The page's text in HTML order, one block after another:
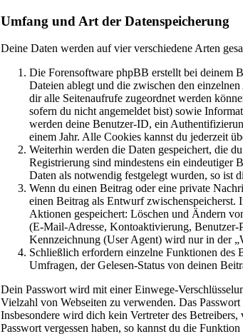
Umfang und Art der Datenspeicherung
Deine Daten werden auf vier verschiedene Arten
Die Forensoftware phpBB erstellt bei deinem
Dateien ablegt und die zwischen den
dir alle Seitenaufrufe zugeordnet werden
sofern du nicht angemeldet bist) sowie
werden deine Benutzer-ID, ein
einem Jahr. Alle Cookies kannst du jederzeit
Weiterhin werden die Daten gespeichert, die
Registrierung sind mindestens ein eindeutiger
Daten als notwendig festgelegt wurden, so ist
Wenn du einen Beitrag oder eine private
einen Beitrag als Entwurf
Aktionen gespeichert: Löschen und Ändern
(E-Mail-Adresse, Kontoaktivierung, Benutzer-
Kennzeichnung (User Agent) wird nur in der
Schließlich erfordern einzelne Funktionen des
Umfragen, der Gelesen-Status von deinen
Dein Passwort wird mit einer Einwege-
Vielzahl von Webseiten zu verwenden. Das
Insbesondere wird dich kein Vertreter des
Passwort vergessen haben, so kannst du die